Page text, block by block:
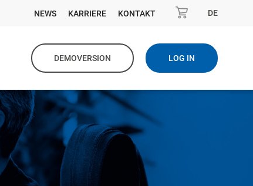
NEWS KARRIERE KONTAKT DE
DEMOVERSION LOG IN